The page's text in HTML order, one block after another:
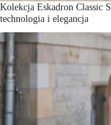
Kolekcja Eskadron Classic
technologia i elegancja